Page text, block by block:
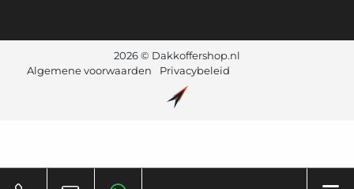
2026 © Dakkoffershop.nl
Algemene voorwaarden
Privacybeleid